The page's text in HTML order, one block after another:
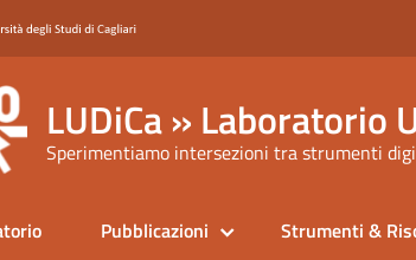
LUDiCa » Laboratorio
Sperimentiamo intersezioni tra strumenti
Pubblicazioni Strumenti &